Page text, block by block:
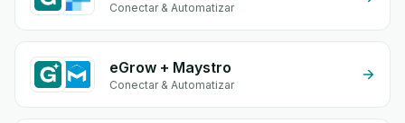
Conectar & Automatizar
eGrow + Maystro
Conectar & Automatizar